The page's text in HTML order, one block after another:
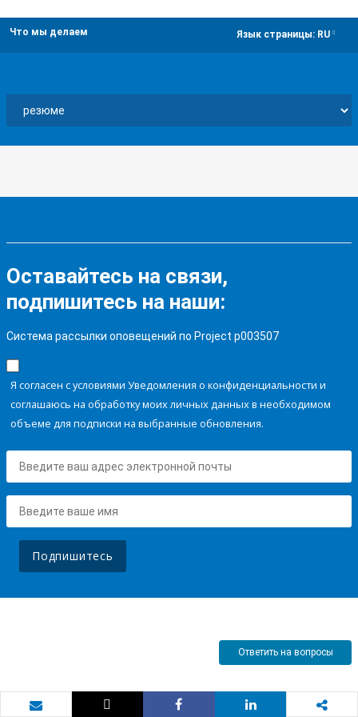
Что мы делаем Язык страницы: RU
Оставайтесь на связи,
подпишитесь на наши:
Система рассылки оповещений по Project p003507
Я согласен с условиями Уведомления о конфиденциальности и
соглашаюсь на обработку моих личных данных в необходимом
объеме для подписки на выбранные обновления.
Подпишитесь
Ответить на вопросы